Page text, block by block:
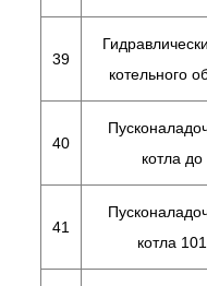
39
котельного
40
котла
41
котла